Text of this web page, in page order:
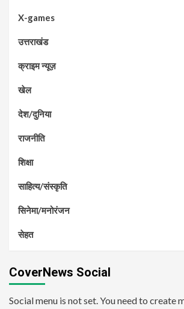
X-games
उत्तराखंड
क्राइम न्यूज़
खेल
देश/दुनिया
राजनीति
शिक्षा
साहित्य/संस्कृति
सिनेमा/मनोरंजन
सेहत
CoverNews Social
Social menu is not set. You need to create